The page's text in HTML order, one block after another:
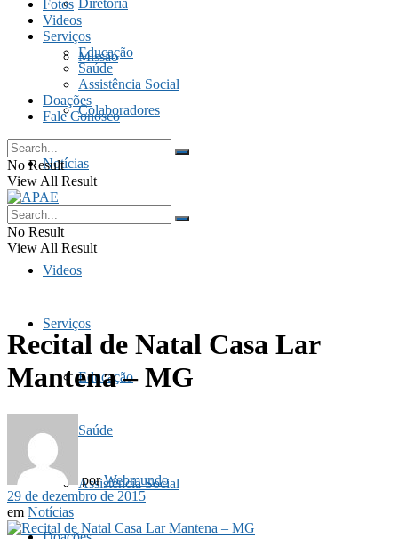
Diretoria
Missão
Colaboradores
Notícias
Fotos
Videos
Serviços
Educação
Saúde
Assistência Social
Fotos
Videos
Serviços
Educação
Saúde
Assistência Social
Doações
Fale Conosco
No Result
View All Result
No Result
View All Result
Recital de Natal Casa Lar
Mantena – MG
por Webmundo
29 de dezembro de 2015
em Notícias